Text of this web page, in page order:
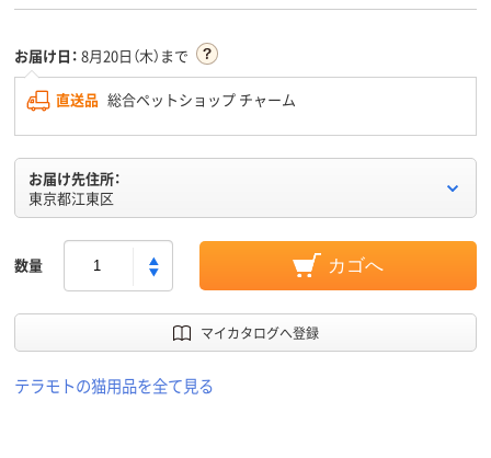
お届け日： 8月20日（木）まで
直送品 総合ペットショップ チャーム
お届け先住所：
東京都江東区
数量 カゴへ
マイカタログへ登録
テラモトの猫用品を全て見る